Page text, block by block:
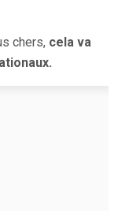
chers, cela va